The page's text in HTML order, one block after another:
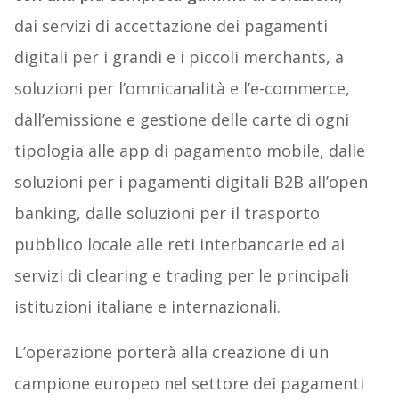
dai servizi di accettazione dei pagamenti
digitali per i grandi e i piccoli merchants, a
soluzioni per l’omnicanalità e l’e-commerce,
dall’emissione e gestione delle carte di ogni
tipologia alle app di pagamento mobile, dalle
soluzioni per i pagamenti digitali B2B all’open
banking, dalle soluzioni per il trasporto
pubblico locale alle reti interbancarie ed ai
servizi di clearing e trading per le principali
istituzioni italiane e internazionali.
L’operazione porterà alla creazione di un
campione europeo nel settore dei pagamenti